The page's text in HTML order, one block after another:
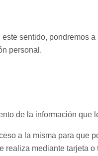
sentido, pondremos a
personal.
de la información que
a la misma para que
realiza mediante tarjeta o